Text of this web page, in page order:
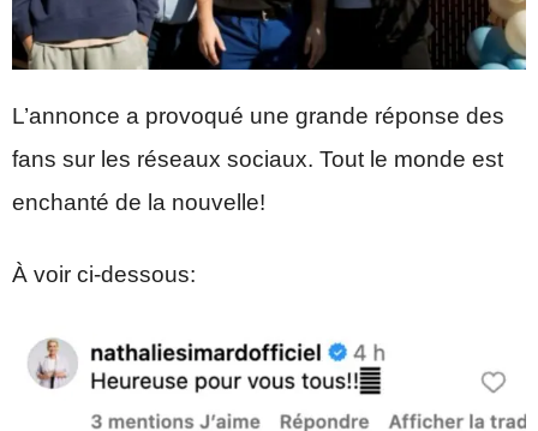
L’annonce a provoqué une grande réponse des
fans sur les réseaux sociaux. Tout le monde est
enchanté de la nouvelle!
À voir ci-dessous: